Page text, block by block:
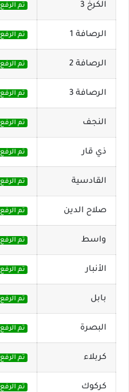
الكرخ 3 تم الرفع
الرصافة 1 تم الرفع
الرصافة 2 تم الرفع
الرصافة 3 تم الرفع
النجف تم الرفع
ذي قار تم الرفع
القادسية تم الرفع
صلاح الدين تم الرفع
واسط تم الرفع
الأنبار تم الرفع
بابل تم الرفع
البصرة تم الرفع
كربلاء تم الرفع
كركوك تم الرفع